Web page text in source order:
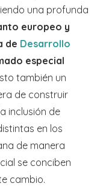
una profunda
europeo y
de Desarrollo
especial
también un
de construir
inclusión de
en los
de manera
se conciben
cambio.